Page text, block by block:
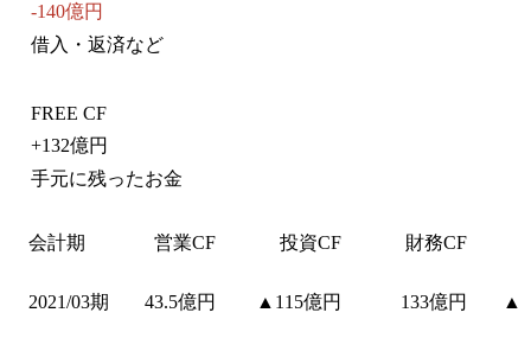
-140億円
借入・返済など
FREE CF
+132億円
手元に残ったお金
会計期 営業CF 投資CF 財務CF
2021/03期 43.5億円 ▲115億円 133億円